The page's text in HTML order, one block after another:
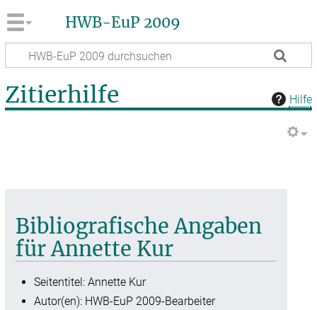
HWB-EuP 2009
Hilfe
Zitierhilfe
Bibliografische Angaben
für Annette Kur
Seitentitel: Annette Kur
Autor(en): HWB-EuP 2009-Bearbeiter